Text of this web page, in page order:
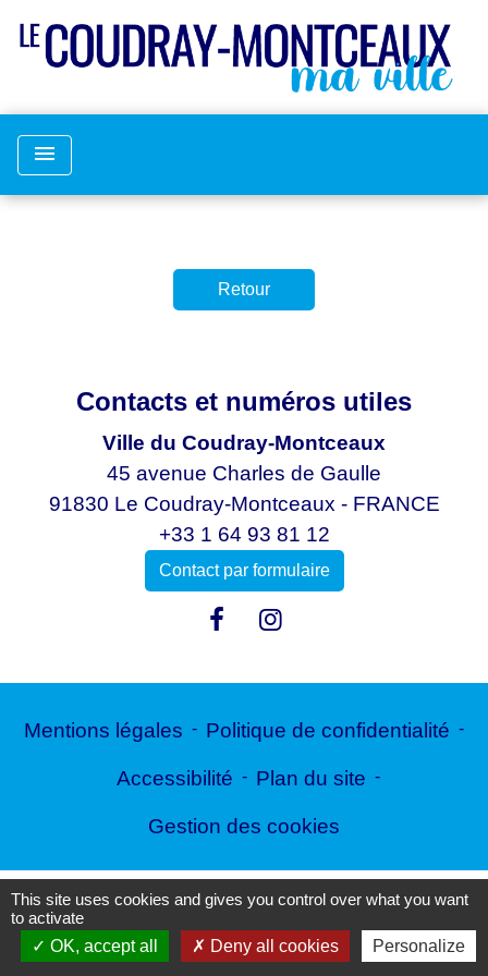
menu
Retour
Contacts et numéros utiles
Ville du Coudray-Montceaux
45 avenue Charles de Gaulle
91830 Le Coudray-Montceaux - FRANCE
+33 1 64 93 81 12
Contact par formulaire
Mentions légales - Politique de confidentialité -
Accessibilité - Plan du site -
Gestion des cookies
Site créé en partenariat avec Réseau des Communes
This site uses cookies and gives you control over what you want
to activate
OK, accept all
Deny all cookies Personalize